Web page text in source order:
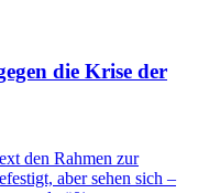
die Krise der
den Rahmen zur
aber sehen sich –